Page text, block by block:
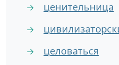
→ ценительница
→
→ целоваться